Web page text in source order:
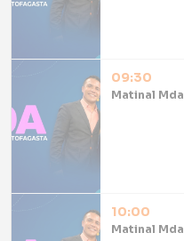
09:30
Matinal Mda
10:00
Matinal Mda